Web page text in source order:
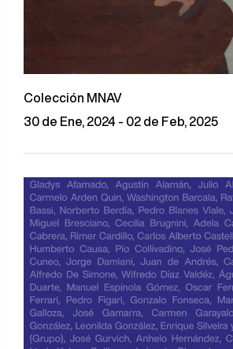
Colección MNAV
30 de Ene, 2024 - 02 de Feb, 2025